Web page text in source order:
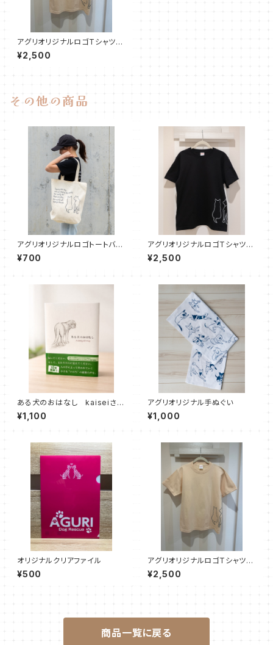
アグリオリジナルロゴTシャツ
【ナチュラル】
¥2,500
その他の商品
アグリオリジナルロゴトートバッ
ク
¥700
アグリオリジナルロゴTシャツ
【ブラック】
¥2,500
ある犬のおはなし kaiseiさん
サイン入り
¥1,100
アグリオリジナル手ぬぐい
¥1,000
オリジナルクリアファイル
¥500
アグリオリジナルロゴTシャツ
【ナチュラル】
¥2,500
商品一覧に戻る